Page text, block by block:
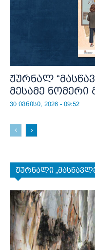
ჟურნალ
მესამე ნომერი
30 ივნისი, 2026 - 09:52
ჟურნალი